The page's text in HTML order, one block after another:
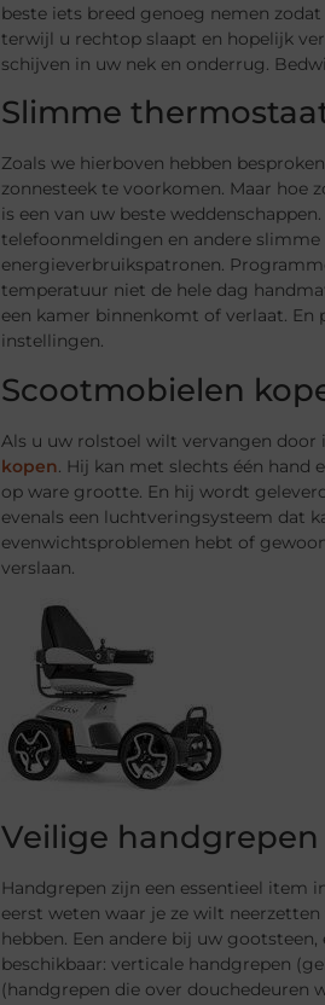
beste iets breed genoeg nemen
terwijl u rechtop slaapt en hopelijk
schijven in uw nek en onderrug.
Slimme
Zoals we hierboven hebben
zonnesteek te voorkomen. Maar hoe
is een van uw beste
telefoonmeldingen en andere
energieverbruikspatronen.
temperatuur niet de hele dag
een kamer binnenkomt of verlaat.
instellingen.
Scootmobielen
Als u uw rolstoel wilt vervangen door
kopen . Hij kan met slechts één
op ware grootte. En hij wordt
evenals een luchtveringsysteem dat
evenwichtsproblemen hebt of
verslaan.
Veilige handgrepen
Handgrepen zijn een essentieel item
eerst weten waar je ze wilt
hebben. Een andere bij uw
beschikbaar: verticale handgrepen
(handgrepen die over douchedeuren